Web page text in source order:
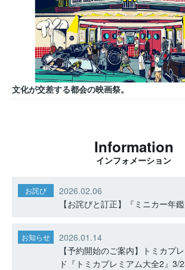
文化が交差する都会の映画祭。
Information
インフォメーション
お詫び
2026.02.06
【お詫びと訂正】『ミニカー年鑑
お知らせ
2026.01.14
【予約開始のご案内】トミカプ
ド『トミカプレミアム大全2』3/